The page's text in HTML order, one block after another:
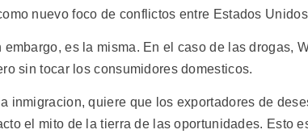
nuevo foco de conflictos entre Estados
embargo, es la misma. En el caso de las drogas,
sin tocar los consumidores domesticos.
inmigracion, quiere que los exportadores de
el mito de la tierra de las oportunidades. Esto